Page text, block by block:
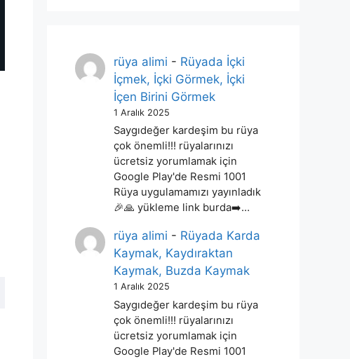
rüya alimi - Rüyada İçki
İçmek, İçki Görmek, İçki
İçen Birini Görmek
1 Aralık 2025
Saygıdeğer kardeşim bu rüya
çok önemli!!! rüyalarınızı
ücretsiz yorumlamak için
Google Play'de Resmi 1001
Rüya uygulamamızı yayınladık
🎉🙏 yükleme link burda➡️…
rüya alimi - Rüyada Karda
Kaymak, Kaydıraktan
Kaymak, Buzda Kaymak
1 Aralık 2025
Saygıdeğer kardeşim bu rüya
çok önemli!!! rüyalarınızı
ücretsiz yorumlamak için
Google Play'de Resmi 1001